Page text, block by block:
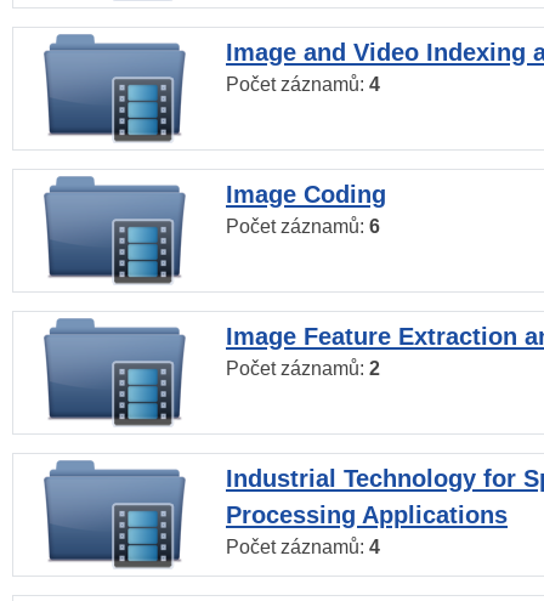
Image and Video Indexing
Počet záznamů: 4
Image Coding
Počet záznamů: 6
Image Feature Extraction
Počet záznamů: 2
Industrial Technology for
Processing Applications
Počet záznamů: 4